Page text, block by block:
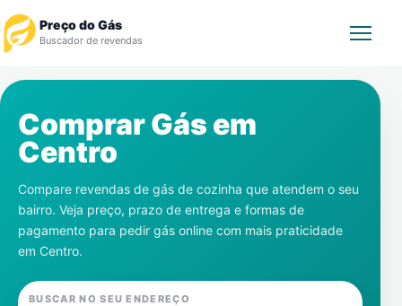
Preço do Gás
Buscador de revendas
Revendedor
Notícias
Cadastre-se
Gás
Comprar Gás em
Centro
Compare revendas de gás de cozinha que atendem o seu
bairro. Veja preço, prazo de entrega e formas de
pagamento para pedir gás online com mais praticidade
em Centro.
BUSCAR NO SEU ENDEREÇO